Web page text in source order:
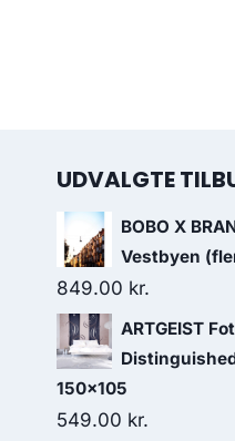
UDVALGTE
BOBO X
Vestbyen
849.00 kr.
ARTGEIST
150x105
549.00 kr.